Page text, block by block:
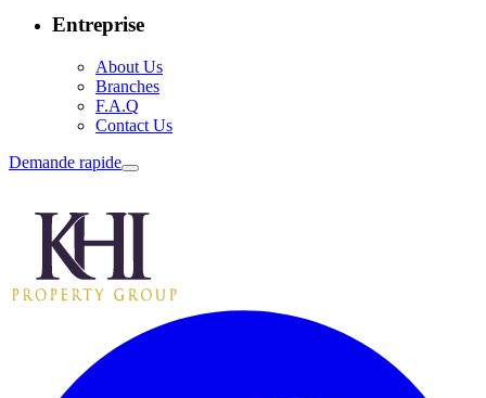
Entreprise
About Us
Branches
F.A.Q
Contact Us
Demande rapide